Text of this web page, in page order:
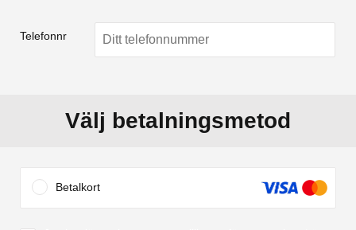
Telefonnr
Välj betalningsmetod
Betalkort